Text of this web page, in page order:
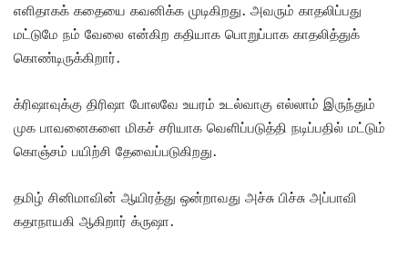
எளிதாகக் கதையை கவனிக்க முடிகிறது. அவரும் காதலிப்பது
மட்டுமே நம் வேலை என்கிற கதியாக பொறுப்பாக காதலித்துக்
கொண்டிருக்கிறார்.
க்ரிஷாவுக்கு திரிஷா போலவே உயரம் உடல்வாகு எல்லாம் இருந்தும்
முக பாவனைகளை மிகச் சரியாக வெளிப்படுத்தி நடிப்பதில் மட்டும்
கொஞ்சம் பயிற்சி தேவைப்படுகிறது.
தமிழ் சினிமாவின் ஆயிரத்து ஒன்றாவது அச்சு பிச்சு அப்பாவி
கதாநாயகி ஆகிறார் க்ருஷா.